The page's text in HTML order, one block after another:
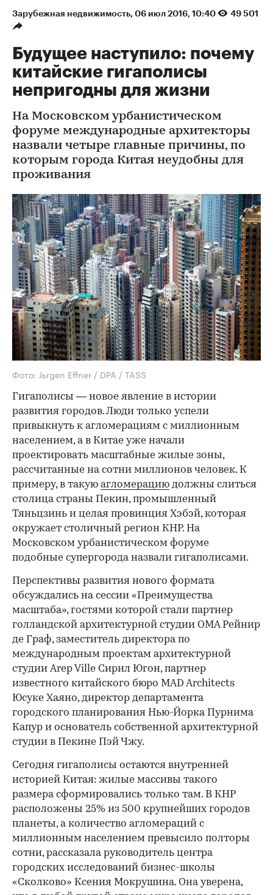
Зарубежная недвижимость⁠, 06 июл 2016, 10:40 49 501
Будущее наступило: почему
китайские гигаполисы
непригодны для жизни
На Московском урбанистическом
форуме международные архитекторы
назвали четыре главные причины, по
которым города Китая неудобны для
проживания
Фото: Jьrgen Effner / DPA / TASS
Гигаполисы — новое явление в истории
развития городов. Люди только успели
привыкнуть к агломерациям с миллионным
населением, а в Китае уже начали
проектировать масштабные жилые зоны,
рассчитанные на сотни миллионов человек. К
примеру, в такую агломерацию должны слиться
столица страны Пекин, промышленный
Тяньцзинь и целая провинция Хэбэй, которая
окружает столичный регион КНР. На
Московском урбанистическом форуме
подобные супергорода назвали гигаполисами.
Перспективы развития нового формата
обсуждались на сессии «Преимущества
масштаба», гостями которой стали партнер
голландской архитектурной студии OMA Рейнир
де Граф, заместитель директора по
международным проектам архитектурной
студии Arep Ville Сирил Югон, партнер
известного китайского бюро MAD Architects
Юсуке Хаяно, директор департамента
городского планирования Нью-Йорка Пурнима
Капур и основатель собственной архитектурной
студии в Пекине Пэй Чжу.
Сегодня гигаполисы остаются внутренней
историей Китая: жилые массивы такого
размера сформировались только там. В КНР
расположены 25% из 500 крупнейших городов
планеты, а количество агломераций с
миллионным населением превысило полторы
сотни, рассказала руководитель центра
городских исследований бизнес-школы
«Сколково» Ксения Мокрушина. Она уверена,